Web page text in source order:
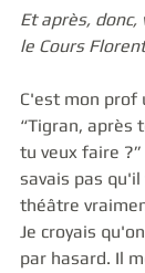
Et après, donc,
le Cours
C'est mon prof
“Tigran, après
tu veux faire
savais pas qu'il
théâtre
Je croyais
par hasard. Il